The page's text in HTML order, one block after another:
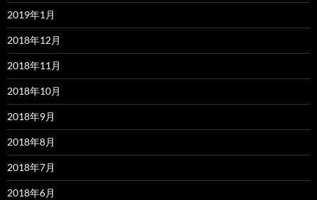
2019年1月
2018年12月
2018年11月
2018年10月
2018年9月
2018年8月
2018年7月
2018年6月